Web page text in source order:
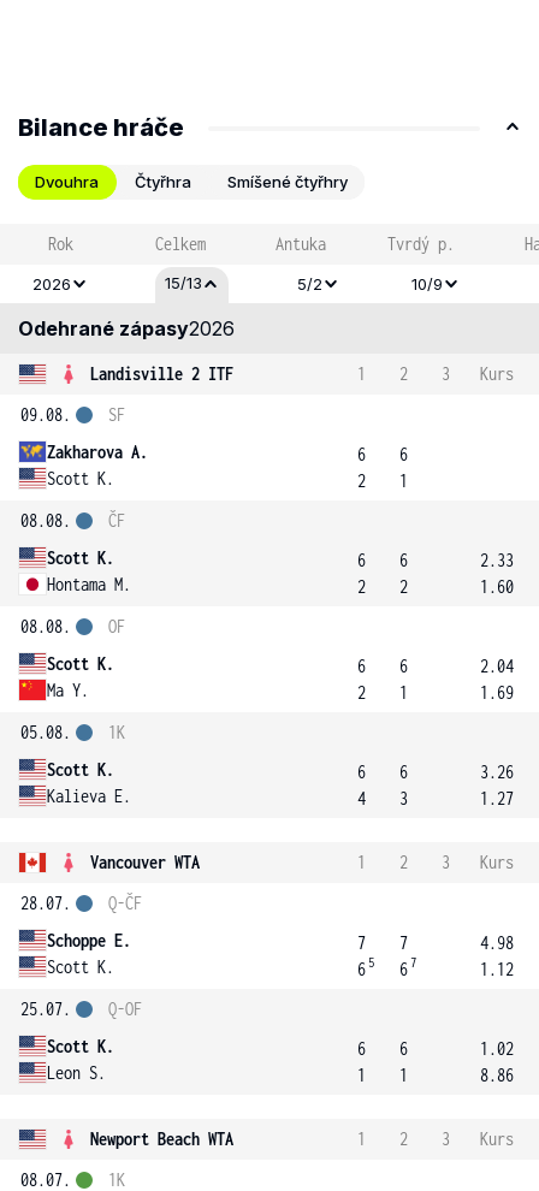
Bilance hráče
Dvouhra Čtyřhra Smíšené čtyřhry
Rok Celkem Antuka Tvrdý p.
2026 15/13 5/2 10/9
Odehrané zápasy2026
Landisville 2 ITF 1 2 3
Kurs
09.08.
Zakharova A.
Scott K.
SF
6
2
6
1
08.08.
Scott K.
Hontama M.
ČF
6
2
6
2
2.33
1.60
08.08.
Scott K.
Ma Y.
OF
6
2
6
1
2.04
1.69
05.08.
Scott K.
Kalieva E.
1K
6
4
6
3
3.26
1.27
Vancouver WTA 1 2 3
Kurs
28.07.
Schoppe E.
Scott K.
Q-ČF
7
6 5
7
67
4.98
1.12
25.07.
Scott K.
Leon S.
Q-OF
6
1
6
1
1.02
8.86
Newport Beach WTA 1 2 3
Kurs
08.07.
1K